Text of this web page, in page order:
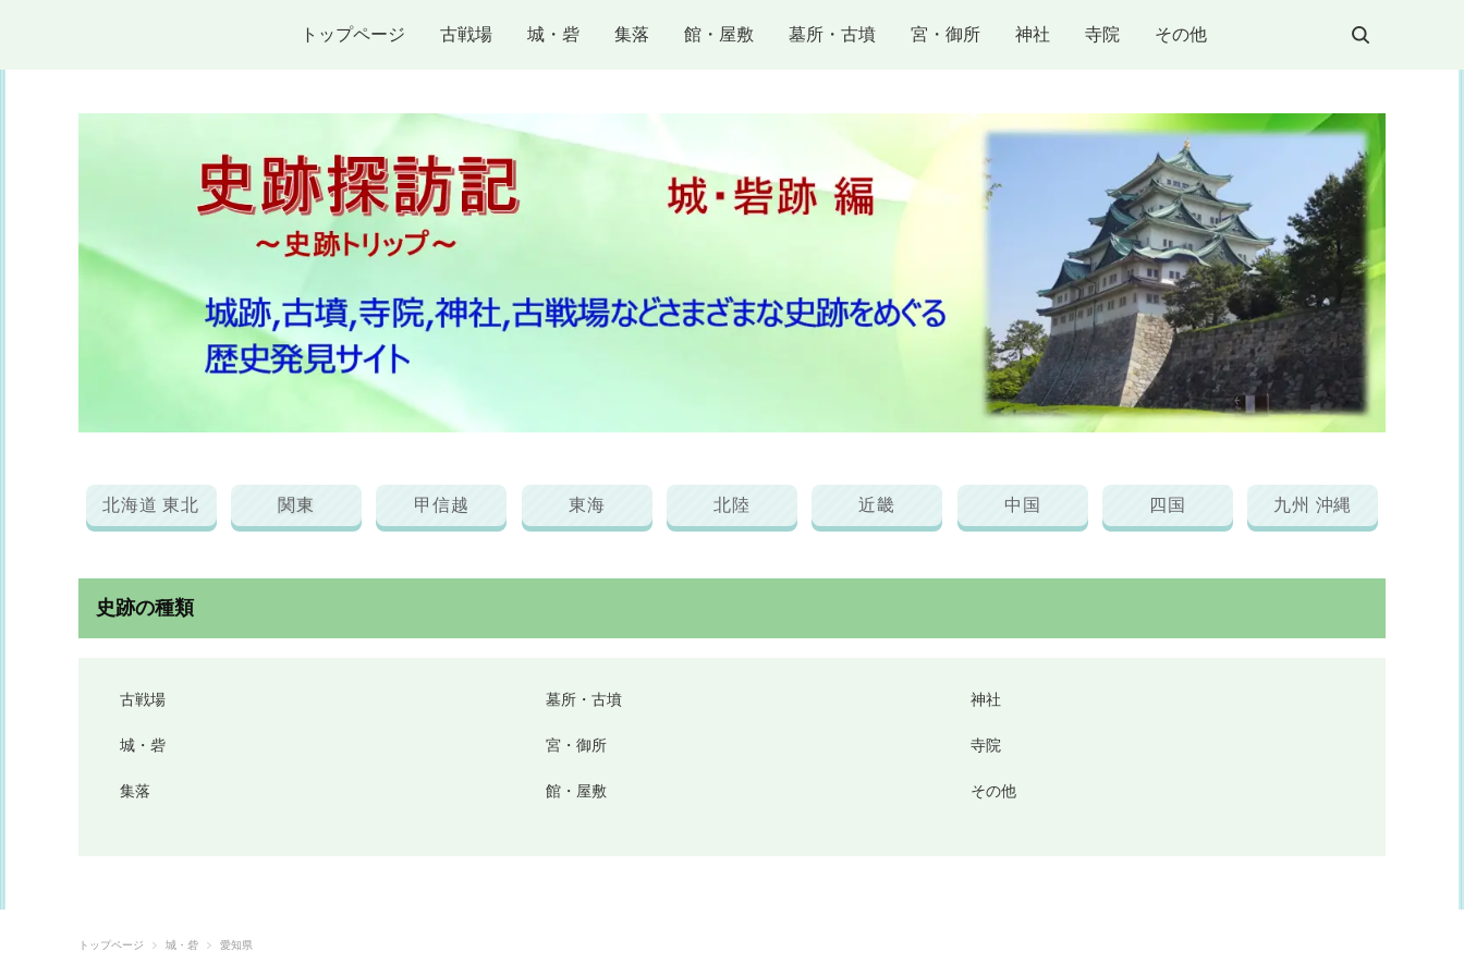
トップページ 古戦場 城・砦 集落 館・屋敷 墓所・古墳 宮・御所 神社 寺院 その他
北海道 東北 関東 甲信越 東海 北陸 近畿 中国 四国 九州 沖縄
史跡の種類
古戦場
城・砦
集落
墓所・古墳
宮・御所
館・屋敷
神社
寺院
その他
トップページ 城・砦 愛知県